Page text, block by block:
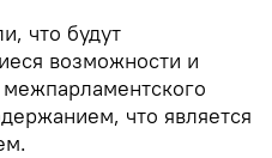
что будут
возможности и
что является